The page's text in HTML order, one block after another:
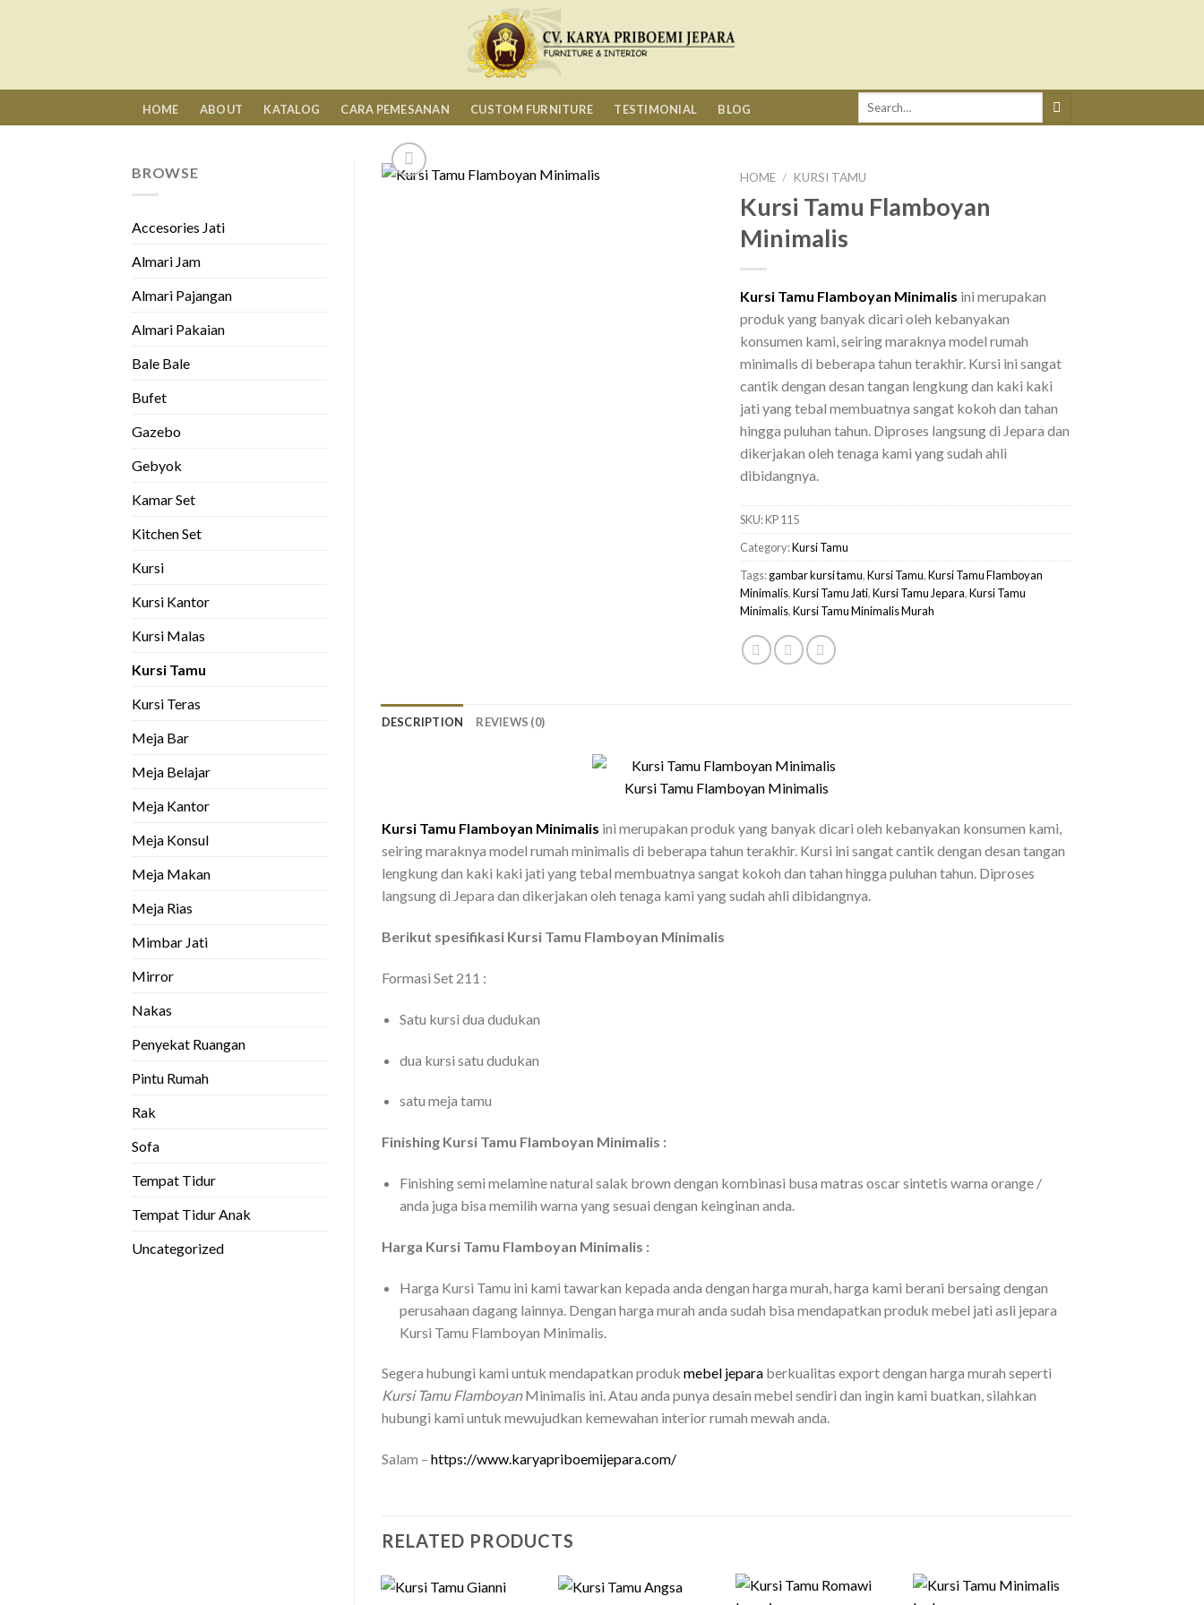
HOME ABOUT KATALOG CARA PEMESANAN CUSTOM FURNITURE TESTIMONIAL BLOG
Search
BROWSE
Accesories Jati
Almari Jam
Almari Pajangan
Almari Pakaian
Bale Bale
Bufet
Gazebo
Gebyok
Kamar Set
Kitchen Set
Kursi
Kursi Kantor
Kursi Malas
Kursi Tamu
Kursi Teras
Meja Bar
Meja Belajar
Meja Kantor
Meja Konsul
Meja Makan
Meja Rias
Mimbar Jati
Mirror
Nakas
Penyekat Ruangan
Pintu Rumah
Rak
Sofa
Tempat Tidur
Tempat Tidur Anak
Uncategorized
HOME / KURSI TAMU
Kursi Tamu Flamboyan
Minimalis
Kursi Tamu Flamboyan Minimalis ini merupakan
produk yang banyak dicari oleh kebanyakan
konsumen kami, seiring maraknya model rumah
minimalis di beberapa tahun terakhir. Kursi ini sangat
cantik dengan desan tangan lengkung dan kaki kaki
jati yang tebal membuatnya sangat kokoh dan tahan
hingga puluhan tahun. Diproses langsung di Jepara dan
dikerjakan oleh tenaga kami yang sudah ahli
dibidangnya.
SKU:KP 115
Category:Kursi Tamu
Tags:gambar kursi tamu,Kursi Tamu,Kursi Tamu Flamboyan
Minimalis,Kursi Tamu Jati,Kursi Tamu Jepara,Kursi Tamu
Minimalis,Kursi Tamu Minimalis Murah
DESCRIPTION REVIEWS (0)
Kursi Tamu Flamboyan Minimalis
Kursi Tamu Flamboyan Minimalis ini merupakan produk yang banyak dicari oleh kebanyakan konsumen kami,
seiring maraknya model rumah minimalis di beberapa tahun terakhir. Kursi ini sangat cantik dengan desan tangan
lengkung dan kaki kaki jati yang tebal membuatnya sangat kokoh dan tahan hingga puluhan tahun. Diproses
langsung di Jepara dan dikerjakan oleh tenaga kami yang sudah ahli dibidangnya.
Berikut spesifikasi Kursi Tamu Flamboyan Minimalis
Formasi Set 211 :
Satu kursi dua dudukan
dua kursi satu dudukan
satu meja tamu
Finishing Kursi Tamu Flamboyan Minimalis :
Finishing semi melamine natural salak brown dengan kombinasi busa matras oscar sintetis warna orange /
anda juga bisa memilih warna yang sesuai dengan keinginan anda.
Harga Kursi Tamu Flamboyan Minimalis :
Harga Kursi Tamu ini kami tawarkan kepada anda dengan harga murah, harga kami berani bersaing dengan
perusahaan dagang lainnya. Dengan harga murah anda sudah bisa mendapatkan produk mebel jati asli jepara
Kursi Tamu Flamboyan Minimalis.
Segera hubungi kami untuk mendapatkan produk mebel jeparaberkualitas export dengan harga murah seperti
Kursi Tamu FlamboyanMinimalis ini. Atau anda punya desain mebel sendiri dan ingin kami buatkan, silahkan
hubungi kami untuk mewujudkan kemewahan interior rumah mewah anda.
Salam – https://www.karyapriboemijepara.com/
RELATED PRODUCTS